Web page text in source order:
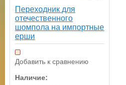
Переходник для
отечественного
шомпола на импортные
ерши
Добавить к сравнению
Наличие: